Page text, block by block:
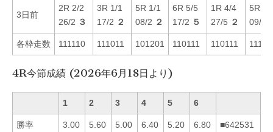
3日前
2R 2/2
26/2 ３
3R 1/1
17/2 ２
5R 1/1
08/2 ２
6R 5/5
17/2 ５
1R 4/4
27/5 ２
5R 6/
09/3
各枠走数 111110 111011 101201 110111 110111
4R今節成績 (2026年6月18日より)
1 2 3 4 5 6
勝率 3.00 5.60 5.00 6.40 5.20 6.80 ■642531